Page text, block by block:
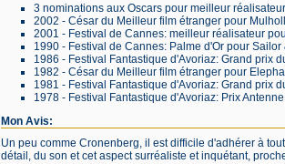
3 nominations aux Oscars pour meilleur réalisateur
2002 - César du Meilleur film étranger pour
2001 - Festival de Cannes: meilleur réalisateur
1990 - Festival de Cannes: Palme d'Or pour Sailor
1986 - Festival Fantastique d'Avoriaz: Grand prix
1982 - César du Meilleur film étranger pour
1981 - Festival Fantastique d'Avoriaz: Grand prix
1978 - Festival Fantastique d'Avoriaz: Prix
Mon Avis:
Un peu comme Cronenberg, il est difficile d'adhérer à
détail, du son et cet aspect surréaliste et inquétant,